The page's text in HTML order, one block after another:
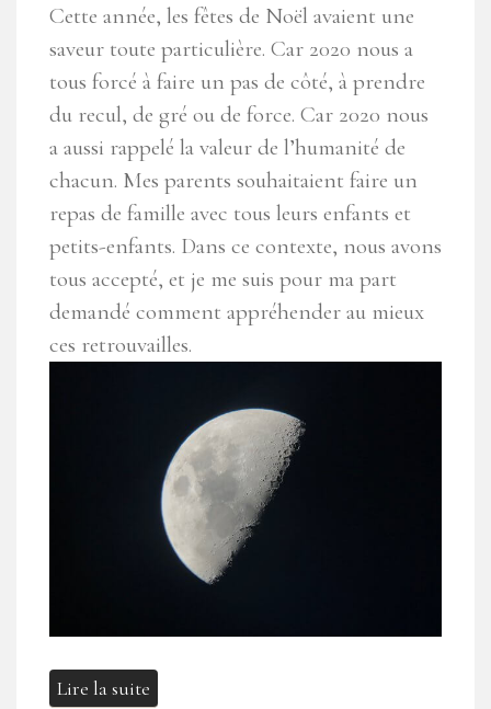
Cette année, les fêtes de Noël avaient une
saveur toute particulière. Car 2020 nous a
tous forcé à faire un pas de côté, à prendre
du recul, de gré ou de force. Car 2020 nous
a aussi rappelé la valeur de l’humanité de
chacun. Mes parents souhaitaient faire un
repas de famille avec tous leurs enfants et
petits-enfants. Dans ce contexte, nous avons
tous accepté, et je me suis pour ma part
demandé comment appréhender au mieux
ces retrouvailles.
Lire la suite